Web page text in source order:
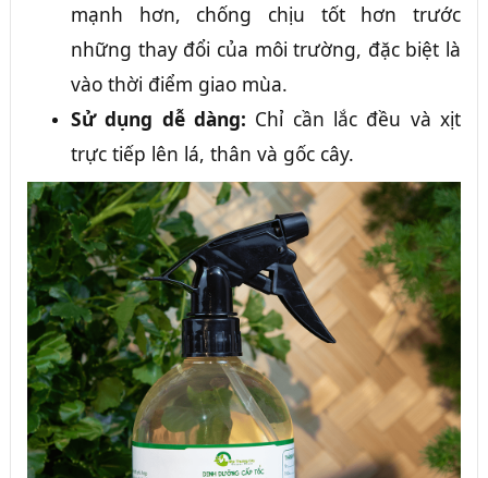
mạnh hơn, chống chịu tốt hơn trước
những thay đổi của môi trường, đặc biệt là
vào thời điểm giao mùa.
Sử dụng dễ dàng: Chỉ cần lắc đều và xịt
trực tiếp lên lá, thân và gốc cây.